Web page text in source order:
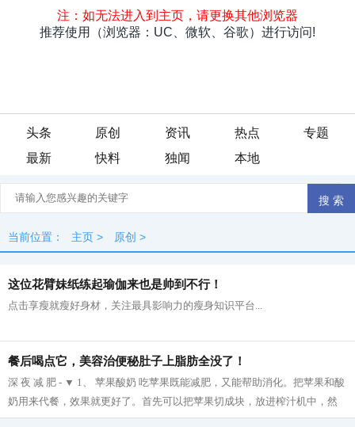
头条 原创 资讯 热点
专题
最新
快料 独闻 本地
当前位置： 主页 > 原创 >
这位花臂妹纸练起瑜伽来也是帅到不行！
点击享瘦就瘦好身材，关注最具影响力的瘦身知识平台...
餐后喝点它，美容治便秘肚子上脂肪全没了！
深 夜 减 肥 - ▼ 1、 苹果酸奶 吃苹果既能减肥，又能帮助消化。把苹果和酸
奶用来代餐，效果就更好了。首先可以把苹果切成块，放进榨汁机中，然
后再把榨好的苹果汁与酸奶拌在一起...